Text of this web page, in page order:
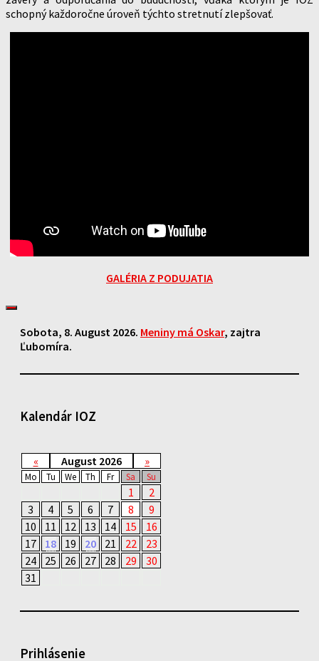
schopný každoročne úroveň týchto stretnutí zlepšovať.
GALÉRIA Z PODUJATIA
Sobota, 8. August 2026. Meniny má Oskar, zajtra
Ľubomíra.
Kalendár IOZ
« August 2026 »
Mo Tu We Th Fr Sa Su
1
2
3
4 5 6 7 8
9
10
11 12 13 14 15
16
17
18 19 20 21 22
23
24
25 26 27 28 29
30
31
Prihlásenie